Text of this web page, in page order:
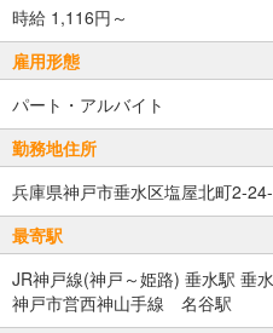
時給 1,116円～
雇用形態
パート・アルバイト
勤務地住所
兵庫県神戸市垂水区塩屋北町2-
最寄駅
JR神戸線(神戸～姫路) 垂水駅 垂
神戸市営西神山手線 名谷駅